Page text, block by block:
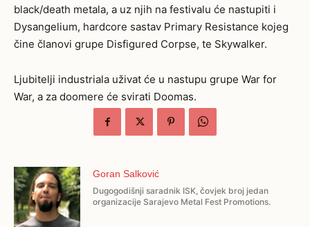
black/death metala, a uz njih na festivalu će nastupiti i
Dysangelium, hardcore sastav Primary Resistance kojeg
čine članovi grupe Disfigured Corpse, te Skywalker.
Ljubitelji industriala uživat će u nastupu grupe War for
War, a za doomere će svirati Doomas.
Goran Salković
Dugogodišnji saradnik ISK, čovjek broj jedan
organizacije Sarajevo Metal Fest Promotions.